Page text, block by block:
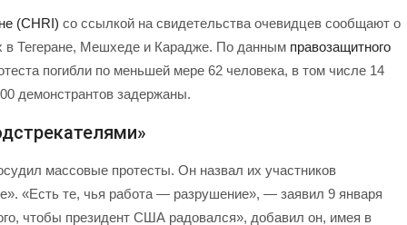
(CHRI) со ссылкой на свидетельства очевидцев сообщают о
в Тегеране, Мешхеде и Карадже. По данным правозащитного
погибли по меньшей мере 62 человека, в том числе 14
демонстрантов задержаны.
массовые протесты. Он назвал их участников
«Есть те, чья работа — разрушение», — заявил 9 января
чтобы президент США радовался», добавил он, имея в